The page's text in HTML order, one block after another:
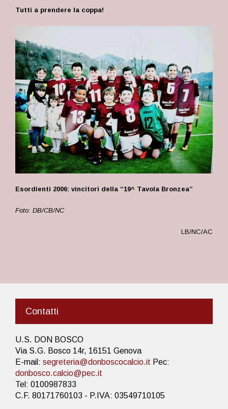
Tutti a prendere la coppa!
Esordienti 2006: vincitori della “19^ Tavola Bronzea”
Foto: DB/CB/NC
LB/NC/AC
Contatti
U.S. DON BOSCO
Via S.G. Bosco 14r, 16151 Genova
E-mail: segreteria@donboscocalcio.it Pec:
donbosco.calcio@pec.it
Tel: 0100987833
C.F. 80171760103 - P.IVA: 03549710105